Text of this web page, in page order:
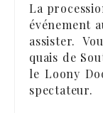
La
événement
assister.
quais de
le Loony
spectateur.